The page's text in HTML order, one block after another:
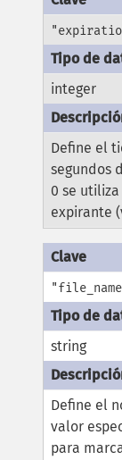
integer
Define el
segundos
0 se
expirante
string
Define el
valor
para